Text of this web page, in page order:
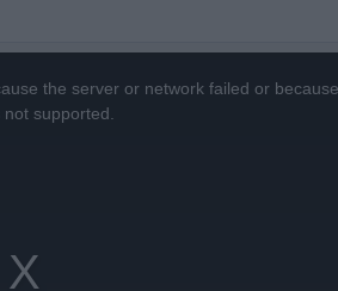
the server or network failed or
not supported.